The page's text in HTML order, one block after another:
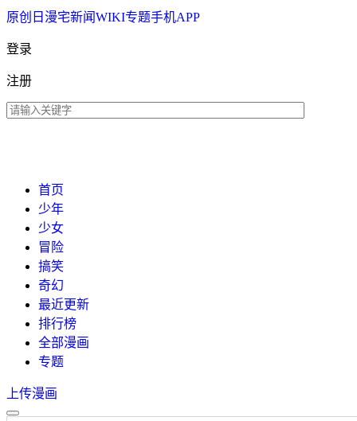
原创 日漫宅新闻WIKI专题手机APP
登录
注册
首页
少年
少女
冒险
搞笑
奇幻
最近更新
排行榜
全部漫画
专题
上传漫画